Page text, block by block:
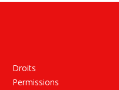
Droits
Permissions